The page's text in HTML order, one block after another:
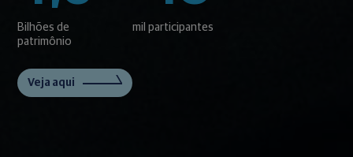
Bilhões de
patrimônio
mil participantes
Veja aqui